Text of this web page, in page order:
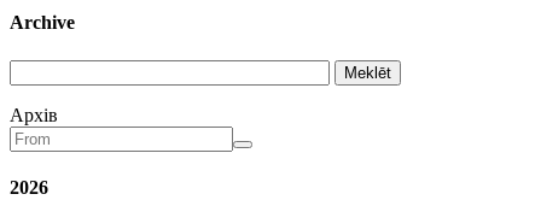
Archive
Meklēt
Aрхів
2026